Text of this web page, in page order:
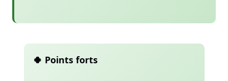
🍀 Points forts